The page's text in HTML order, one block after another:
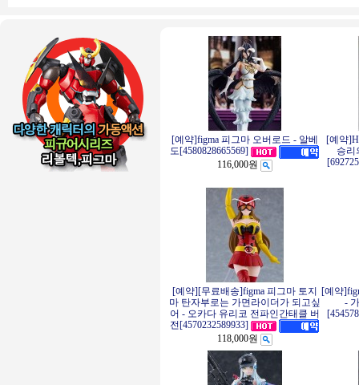
[예약]figma 피그마 오버로드 - 알베
도[4580828665569]
116,000원
[예약
승리
[예약][무료배송]figma 피그마 토지
마 탄자부로는 가면라이더가 되고싶
어 - 오카다 유리코 전파인간태클 버
전[4570232589933]
118,000원
[예약
-